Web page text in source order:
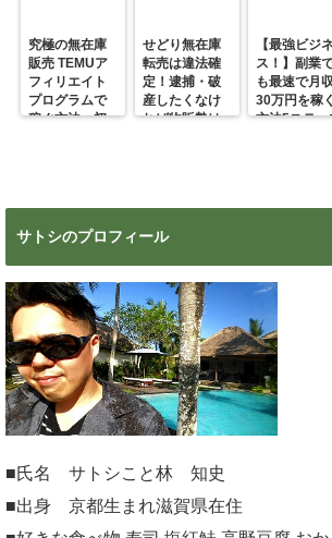
究極の無在庫
販売 TEMUア
フィリエイト
プログラムで
稼ぐ方法 初
せどり無在庫
転売は違法確
定！逮捕・破
産したくなけ
れば物販勢は
【最強ビジネ
ス！】副業
も最速で月
30万円を稼
方法5ステッ
サトシのプロフィール
■氏名 サトシこと林 知史
■出身 京都生まれ滋賀県在住